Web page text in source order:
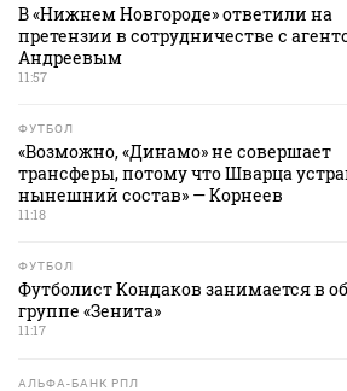
В «Нижнем Новгороде» ответили на
претензии в сотрудничестве с
Андреевым
11:57
ФУТБОЛ
«Возможно, «Динамо» не совершает
трансферы, потому что Шварца
нынешний состав» — Корнеев
11:18
ФУТБОЛ
Футболист Кондаков занимается в
группе «Зенита»
11:17
АЛЬФА-БАНК РПЛ